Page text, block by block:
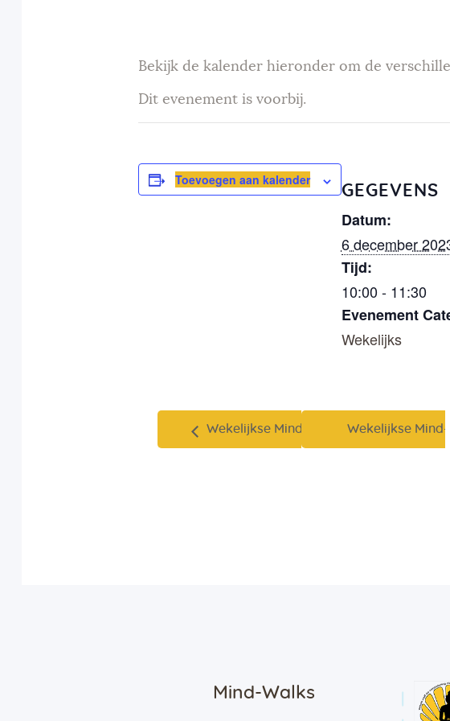
Bekijk de kalender hieronder om de
Dit evenement is voorbij.
Toevoegen aan kalender
GEGEVENS
Datum:
6 december
Tijd:
10:00 - 11:30
Evenement
Wekelijks
Wekelijkse Mind-Walk Wekelijkse Mind-
Mind-Walks